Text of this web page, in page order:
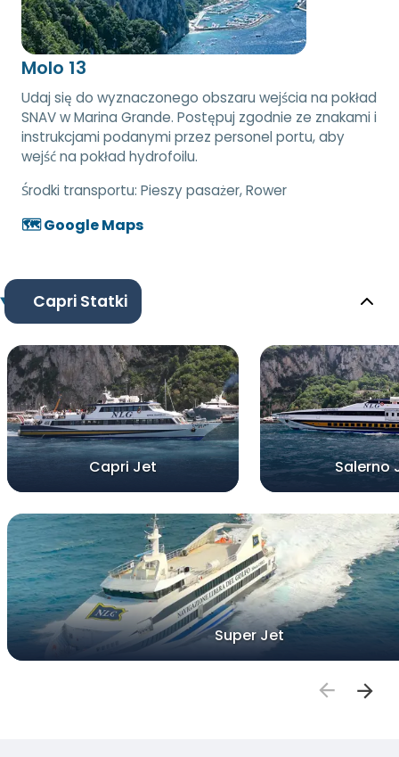
Molo 13
Udaj się do wyznaczonego obszaru wejścia na pokład
SNAV w Marina Grande. Postępuj zgodnie ze znakami i
instrukcjami podanymi przez personel portu, aby
wejść na pokład hydrofoilu.
Środki transportu: Pieszy pasażer, Rower
🗺️ Google Maps
Capri Statki
Capri Jet Salerno
Super Jet